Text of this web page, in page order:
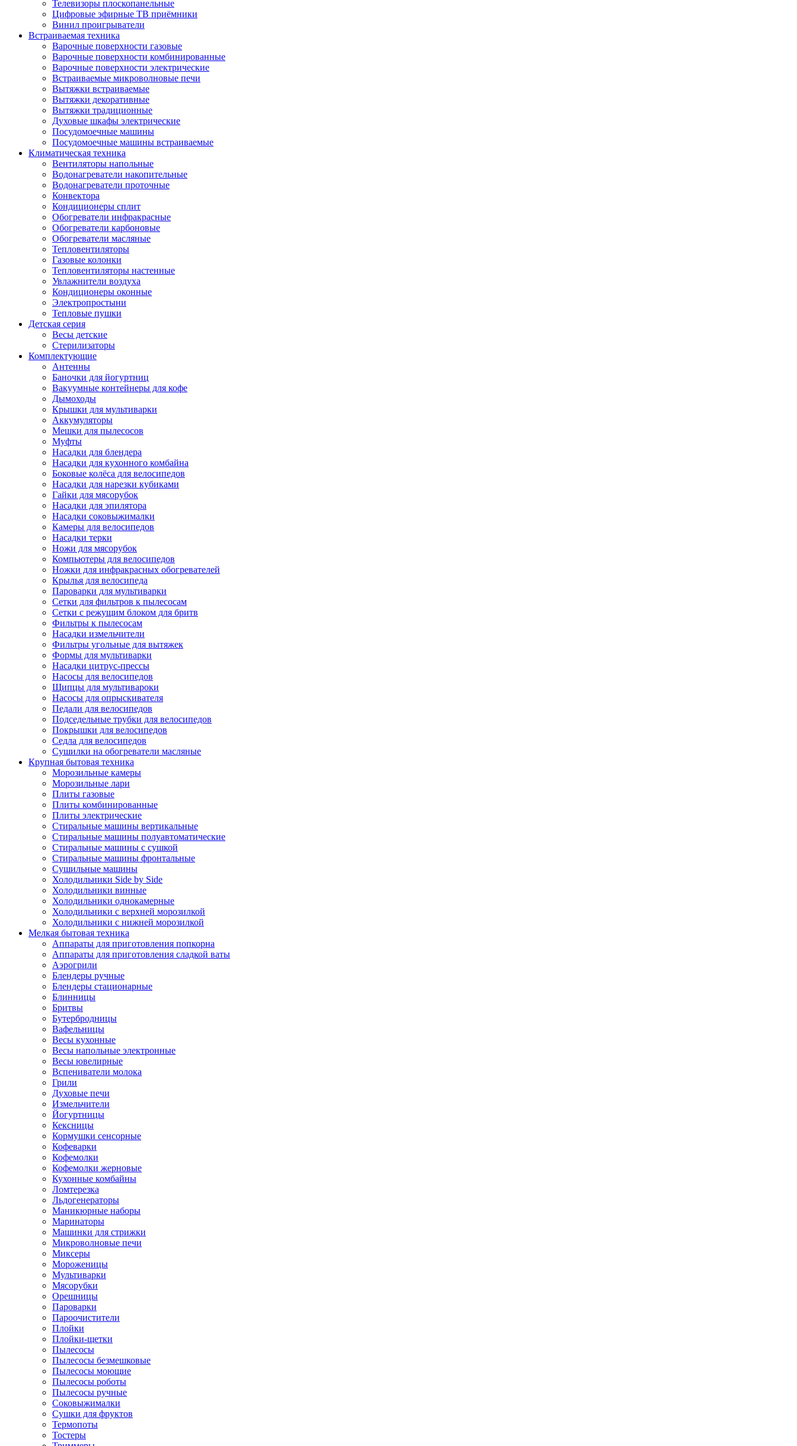
Телевизоры плоскопанельные
Цифровые эфирные ТВ приёмники
Винил проигрыватели
Встраиваемая техника
Варочные поверхности газовые
Варочные поверхности комбинированные
Варочные поверхности электрические
Встраиваемые микроволновые печи
Вытяжки встраиваемые
Вытяжки декоративные
Вытяжки традиционные
Духовые шкафы электрические
Посудомоечные машины
Посудомоечные машины встраиваемые
Климатическая техника
Вентиляторы напольные
Водонагреватели накопительные
Водонагреватели проточные
Конвектора
Кондиционеры сплит
Обогреватели инфракрасные
Обогреватели карбоновые
Обогреватели масляные
Тепловентиляторы
Газовые колонки
Тепловентиляторы настенные
Увлажнители воздуха
Кондиционеры оконные
Электропростыни
Тепловые пушки
Детская серия
Весы детские
Стерилизаторы
Комплектующие
Антенны
Баночки для йогуртниц
Вакуумные контейнеры для кофе
Дымоходы
Крышки для мультиварки
Аккумуляторы
Мешки для пылесосов
Муфты
Насадки для блендера
Насадки для кухонного комбайна
Боковые колёса для велосипедов
Насадки для нарезки кубиками
Гайки для мясорубок
Насадки для эпилятора
Насадки соковыжималки
Камеры для велосипедов
Насадки терки
Ножи для мясорубок
Компьютеры для велосипедов
Ножки для инфракрасных обогревателей
Крылья для велосипеда
Пароварки для мультиварки
Сетки для фильтров к пылесосам
Сетки с режущим блоком для бритв
Фильтры к пылесосам
Насадки измельчители
Фильтры угольные для вытяжек
Формы для мультиварки
Насадки цитрус-прессы
Насосы для велосипедов
Щипцы для мультивароки
Насосы для опрыскивателя
Педали для велосипедов
Подседельные трубки для велосипедов
Покрышки для велосипедов
Седла для велосипедов
Сушилки на обогреватели масляные
Крупная бытовая техника
Морозильные камеры
Морозильные лари
Плиты газовые
Плиты комбинированные
Плиты электрические
Стиральные машины вертикальные
Стиральные машины полуавтоматические
Стиральные машины с сушкой
Стиральные машины фронтальные
Сушильные машины
Холодильники Side by Side
Холодильники винные
Холодильники однокамерные
Холодильники с верхней морозилкой
Холодильники с нижней морозилкой
Мелкая бытовая техника
Аппараты для приготовления попкорна
Аппараты для приготовления сладкой ваты
Аэрогрили
Блендеры ручные
Блендеры стационарные
Блинницы
Бритвы
Бутербродницы
Вафельницы
Весы кухонные
Весы напольные электронные
Весы ювелирные
Вспениватели молока
Грили
Духовые печи
Измельчители
Йогуртницы
Кексницы
Кормушки сенсорные
Кофеварки
Кофемолки
Кофемолки жерновые
Кухонные комбайны
Ломтерезка
Льдогенераторы
Маникюрные наборы
Маринаторы
Машинки для стрижки
Микроволновые печи
Миксеры
Мороженицы
Мультиварки
Мясорубки
Орешницы
Пароварки
Пароочистители
Плойки
Плойки-щетки
Пылесосы
Пылесосы безмешковые
Пылесосы моющие
Пылесосы роботы
Пылесосы ручные
Соковыжималки
Сушки для фруктов
Термопоты
Тостеры